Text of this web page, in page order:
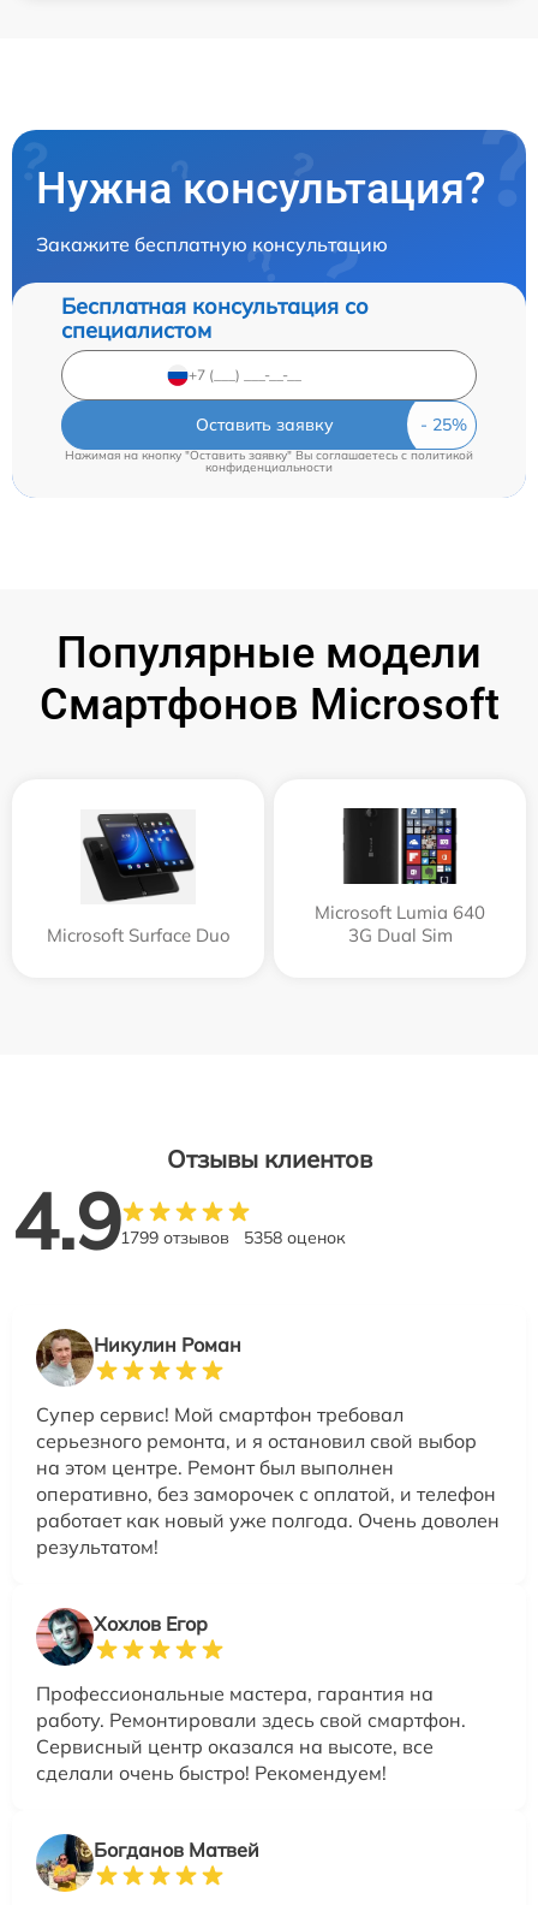
Нужна консультация?
Закажите бесплатную консультацию
Бесплатная консультация со
специалистом
Оставить заявку
Нажимая на кнопку "Оставить заявку" Вы соглашаетесь cполитикой
конфиденциальности
Популярные модели
Смартфонов Microsoft
Microsoft Surface Duo
Microsoft Lumia 640
3G Dual Sim
Отзывы клиентов
4.91799 отзывов 5358 оценок
Никулин Роман
Супер сервис! Мой смартфон требовал
серьезного ремонта, и я остановил свой выбор
на этом центре. Ремонт был выполнен
оперативно, без заморочек с оплатой, и телефон
работает как новый уже полгода. Очень доволен
результатом!
Хохлов Егор
Профессиональные мастера, гарантия на
работу. Ремонтировали здесь свой смартфон.
Сервисный центр оказался на высоте, все
сделали очень быстро! Рекомендуем!
Богданов Матвей